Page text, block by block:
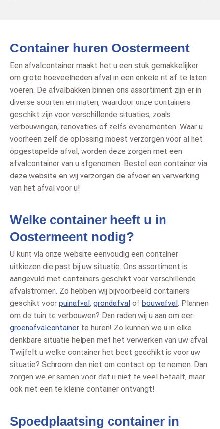
Container huren Oostermeent
Een afvalcontainer maakt het u een stuk gemakkelijker
om grote hoeveelheden afval in een enkele rit af te laten
voeren. De afvalbakken binnen ons assortiment zijn er in
diverse soorten en maten, waardoor onze containers
geschikt zijn voor verschillende situaties, zoals
verbouwingen, renovaties of zelfs evenementen. Waar u
voorheen zelf de oplossing moest verzorgen voor al het
opgestapelde afval, worden deze zorgen met een
afvalcontainer van u afgenomen. Bestel een container via
deze website en wij verzorgen de afvoer en verwerking
van het afval voor u!
Welke container heeft u in
Oostermeent nodig?
U kunt via onze website eenvoudig een container
uitkiezen die past bij uw situatie. Ons assortiment is
aangevuld met containers geschikt voor verschillende
afvalstromen. Zo hebben wij bijvoorbeeld containers
geschikt voor puinafval , grondafval of bouwafval . Plannen
om de tuin te verbouwen? Dan raden wij u aan om een
groenafvalcontainer te huren! Zo kunnen we u in elke
denkbare situatie helpen met het verwerken van uw afval.
Twijfelt u welke container het best geschikt is voor uw
situatie? Schroom dan niet om contact op te nemen. Dan
zorgen we er samen voor dat u niet te veel betaalt, maar
ook niet een te kleine container ontvangt!
Spoedplaatsing container in